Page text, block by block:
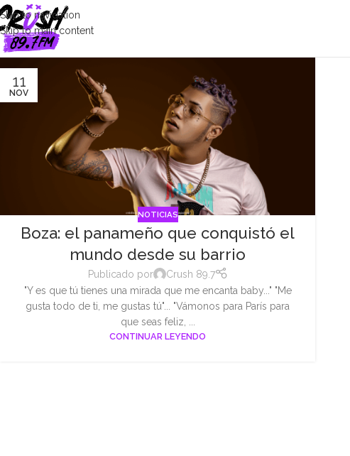
Skip to navigation
Skip to main content
11
NOV
NOTICIAS
Boza: el panameño que conquistó el
mundo desde su barrio
Publicado por
Crush 89.7
"Y es que tú tienes una mirada que me encanta baby..." "Me
gusta todo de ti, me gustas tú"... "Vámonos para París para
que seas feliz, ...
CONTINUAR LEYENDO